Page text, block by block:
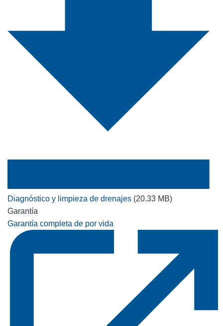
Diagnóstico y limpieza de drenajes (20.33 MB)
Garantía
Garantía completa de por vida